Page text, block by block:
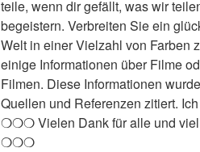
teile, wenn dir gefällt, was wir
begeistern. Verbreiten Sie ein
Welt in einer Vielzahl von Farben
einige Informationen über Filme
Filmen. Diese Informationen
Quellen und Referenzen zitiert.
❍❍❍ Vielen Dank für alle und
❍❍❍